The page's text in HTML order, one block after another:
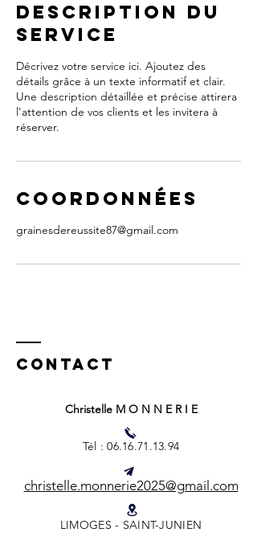
Description du
service
Décrivez votre service ici. Ajoutez des
détails grâce à un texte informatif et clair.
Une description détaillée et précise attirera
l'attention de vos clients et les invitera à
réserver.
Coordonnées
grainesdereussite87@gmail.com
Contact
Christelle M O N N E R I E
Tél :06.16.71.13.94
christelle.monnerie2025@gmail.com
LIMOGES - SAINT-JUNIEN